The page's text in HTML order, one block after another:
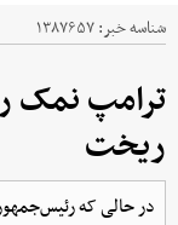
شناسه خبر:۱۳۸۷۶۵۷
ترامپ نمک
ریخت
در حالی که رئیس‌جمهور